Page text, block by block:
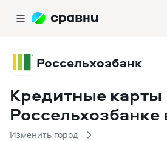
Россельхозбанк
Кредитные карты
Россельхозбанке
Изменить город